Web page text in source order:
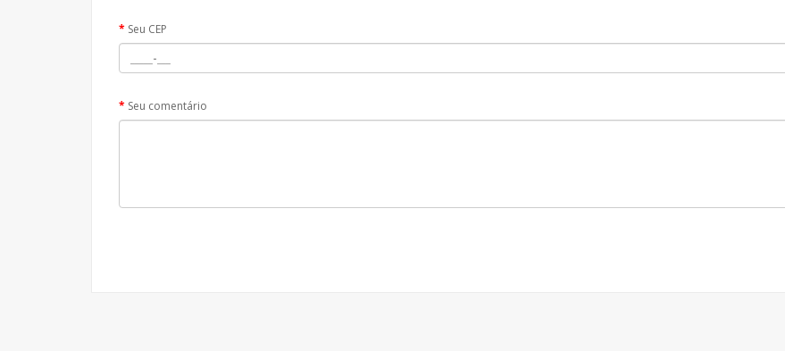
Seu CEP
Seu comentário